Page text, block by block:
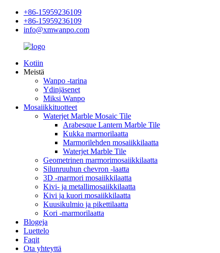
+86-15959236109
+86-15959236109
info@xmwanpo.com
Kotiin
Meistä
Wanpo -tarina
Ydinjäsenet
Miksi Wanpo
Mosaiikkituotteet
Waterjet Marble Mosaic Tile
Arabesque Lantern Marble Tile
Kukka marmorilaatta
Marmorilehden mosaiikkilaatta
Waterjet Marble Tile
Geometrinen marmorimosaiikkilaatta
Silunruuhun chevron -laatta
3D -marmori mosaiikkilaatta
Kivi- ja metallimosaiikkilaatta
Kivi ja kuori mosaiikkilaatta
Kuusikulmio ja pikettilaatta
Kori -marmorilaatta
Blogeja
Luettelo
Faqit
Ota yhteyttä